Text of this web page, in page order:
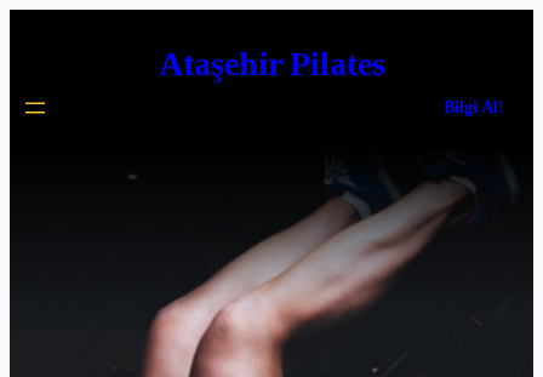
Ataşehir Pilates
Bilgi Al!